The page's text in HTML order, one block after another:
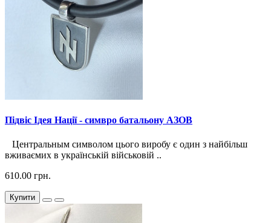
Підвіс Ідея Нації - симвро батальону АЗОВ
Центральным символом цього виробу є один з найбільш
вживаємих в українській військовій ..
610.00 грн.
Купити